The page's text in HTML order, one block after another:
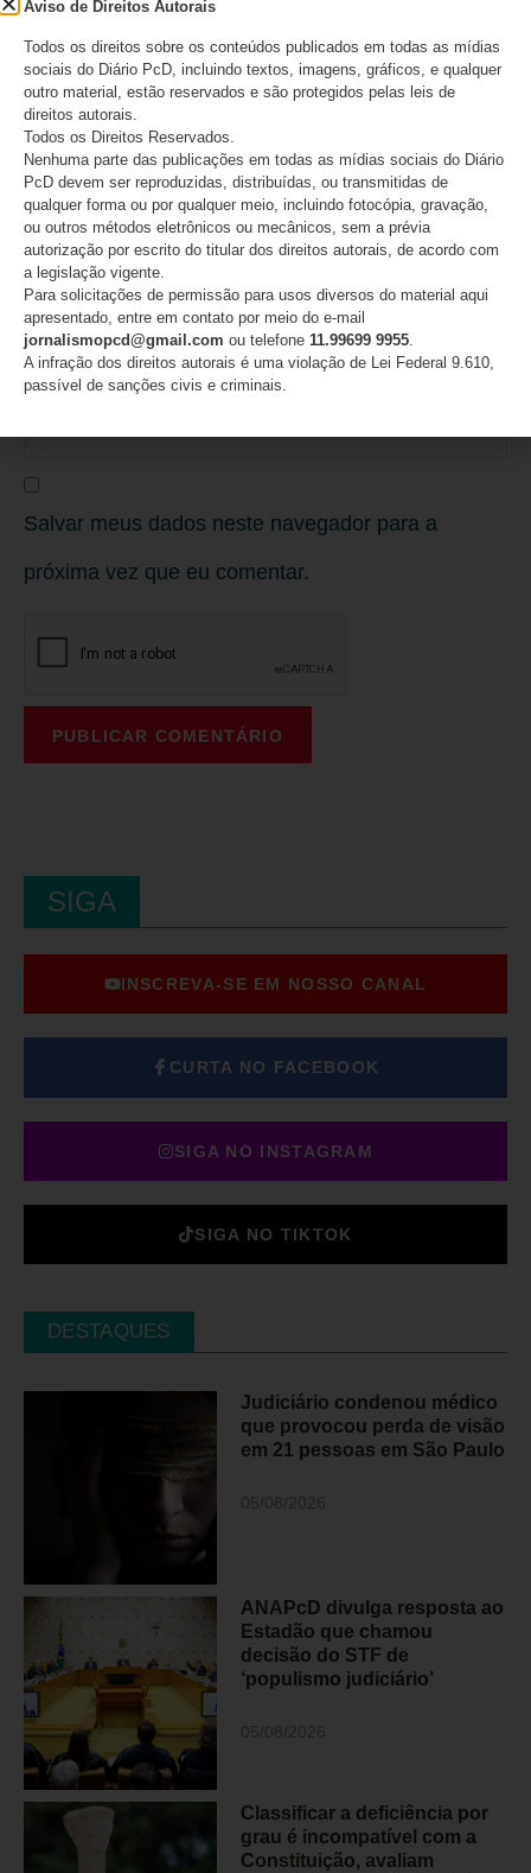
Nome*
E-mail*
Site
Salvar meus dados neste navegador para a
próxima vez que eu comentar.
SIGA
INSCREVA-SE EM NOSSO CANAL
CURTA NO FACEBOOK
SIGA NO INSTAGRAM
SIGA NO TIKTOK
DESTAQUES
Judiciário condenou médico
que provocou perda de visão
em 21 pessoas em São Paulo
ANAPcD divulga resposta ao
Estadão que chamou
decisão do STF de
‘populismo judiciário’
Classificar a deficiência por
grau é incompatível com a
Constituição, avaliam
Aviso de Direitos Autorais
Todos os direitos sobre os conteúdos publicados em todas as mídias
sociais do Diário PcD, incluindo textos, imagens, gráficos, e qualquer
outro material, estão reservados e são protegidos pelas leis de
direitos autorais.
Todos os Direitos Reservados.
Nenhuma parte das publicações em todas as mídias sociais do Diário
PcD devem ser reproduzidas, distribuídas, ou transmitidas de
qualquer forma ou por qualquer meio, incluindo fotocópia, gravação,
ou outros métodos eletrônicos ou mecânicos, sem a prévia
autorização por escrito do titular dos direitos autorais, de acordo com
a legislação vigente.
Para solicitações de permissão para usos diversos do material aqui
apresentado, entre em contato por meio do e-mail
jornalismopcd@gmail.com ou telefone 11.99699 9955
A infração dos direitos autorais é uma violação de Lei Federal 9.610,
passível de sanções civis e criminais.